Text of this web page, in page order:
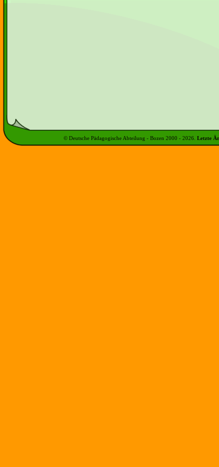
© Deutsche Pädagogische Abteilung - Bozen 2000 - 2026 Letzte